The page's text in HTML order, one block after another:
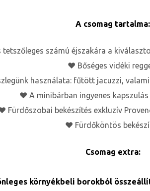
A csomag tartalma:
számú éjszakára a
♥ Bőséges vidéki
használata: fűtött jacuzzi,
♥ A minibárban ingyenes kapszulás
Fürdőszobai bekészítés exkluzív
♥ Fürdőköntös
Csomag extra:
környékbeli borokból